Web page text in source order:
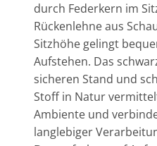
durch Federkern im
Rückenlehne aus
Sitzhöhe gelingt
Aufstehen. Das
sicheren Stand und
Stoff in Natur
Ambiente und
langlebiger